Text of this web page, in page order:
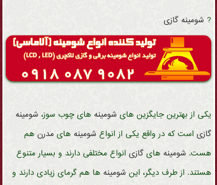
? شومینه گازی
یکی از بهترین جایگزین های شومینه های چوب سوز، شومینه
گازیاست که در واقع یکی از انواع شومینه های مدرنهم
هست. شومینه های گازیانواع مختلفی دارند و بسیار متنوع
هستند. از طرف دیگر، این شومینه ها هم گرمای زیادی دارند و